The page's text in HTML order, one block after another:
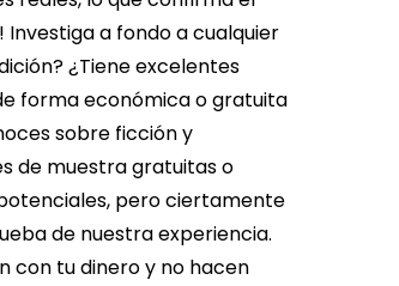
Investiga a fondo a cualquier
¿Tiene excelentes
forma económica o gratuita
sobre ficción y
de muestra gratuitas o
pero ciertamente
de nuestra experiencia.
con tu dinero y no hacen